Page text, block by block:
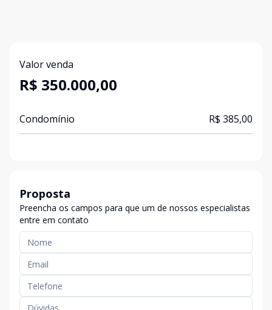
Valor venda
R$ 350.000,00
Condomínio R$ 385,00
Proposta
Preencha os campos para que um de nossos especialistas
entre em contato